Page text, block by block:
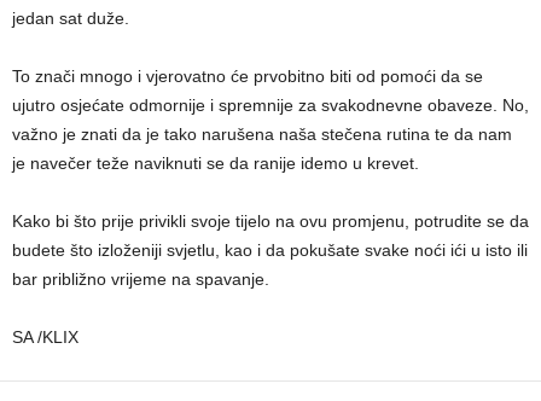
jedan sat duže.
To znači mnogo i vjerovatno će prvobitno biti od pomoći da se
ujutro osjećate odmornije i spremnije za svakodnevne obaveze. No,
važno je znati da je tako narušena naša stečena rutina te da nam
je navečer teže naviknuti se da ranije idemo u krevet.
Kako bi što prije privikli svoje tijelo na ovu promjenu, potrudite se da
budete što izloženiji svjetlu, kao i da pokušate svake noći ići u isto ili
bar približno vrijeme na spavanje.
SA /KLIX